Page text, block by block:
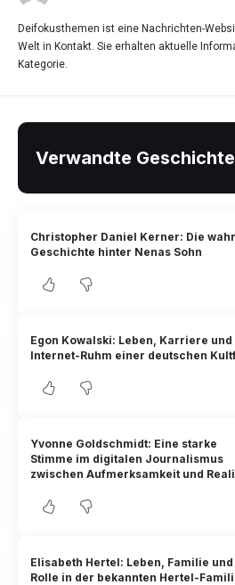
Deifokusthemen ist eine Nachrichten-
Welt in Kontakt. Sie erhalten aktuelle
Kategorie.
Verwandte
Christopher Daniel Kerner: Die
Geschichte hinter Nenas Sohn
Egon Kowalski: Leben, Karriere und
Internet-Ruhm einer deutschen
Yvonne Goldschmidt: Eine starke
Stimme im digitalen Journalismus
zwischen Aufmerksamkeit und
Elisabeth Hertel: Leben, Familie
Rolle in der bekannten Hertel-